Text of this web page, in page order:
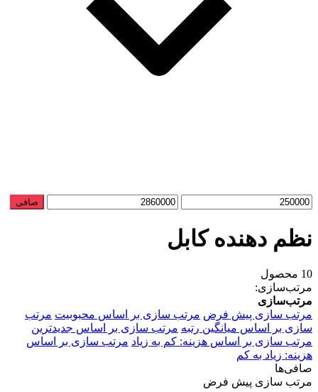
حداقل
حداكثر
صافی
نظم دهنده کابل
10 محصول
مرتب‌سازی:
مرتب‌سازی
مرتب سازی پیش فرض مرتب سازی بر اساس محبوبیت مرتب
سازی بر اساس میانگین رتبه مرتب سازی بر اساس جدیدترین
مرتب سازی بر اساس هزینه: کم به زیاد مرتب سازی بر اساس
هزینه: زیاد به کم
صافی‌ها
مرتب سازی پیش فرض